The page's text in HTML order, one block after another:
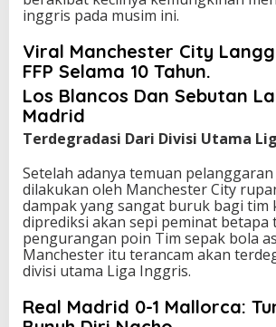
inggris pada musim ini.
Viral Manchester City
FFP Selama 10 Tahun.
Los Blancos Dan Sebutan
Madrid
Terdegradasi Dari Divisi Utama
Setelah adanya temuan pelanggaran
dilakukan oleh Manchester City
dampak yang sangat buruk bagi tim
diprediksi akan sepi peminat betapa
pengurangan poin Tim sepak bola
Manchester itu terancam akan
divisi utama Liga Inggris.
Real Madrid 0-1 Mallorca: